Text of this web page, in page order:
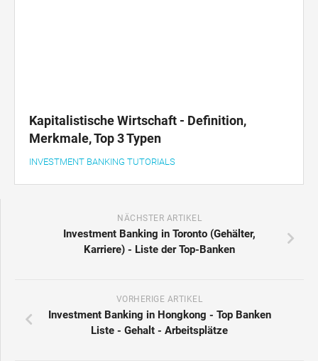
Kapitalistische Wirtschaft - Definition,
Merkmale, Top 3 Typen
INVESTMENT BANKING TUTORIALS
NÄCHSTER ARTIKEL
Investment Banking in Toronto (Gehälter,
Karriere) - Liste der Top-Banken
VORHERIGE ARTIKEL
Investment Banking in Hongkong - Top Banken
Liste - Gehalt - Arbeitsplätze